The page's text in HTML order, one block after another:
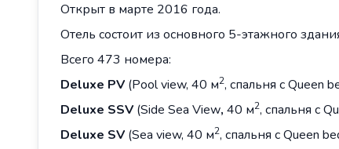
Открыт в марте 2016 года.
Отель состоит из основного 5-этажного
Всего 473 номера:
Deluxe PV (Pool view, 40 м2, спальня c Queen
Deluxe SSV (Side Sea View, 40 м2, спальня c
Deluxe SV (Sea view, 40 м2, спальня c Queen